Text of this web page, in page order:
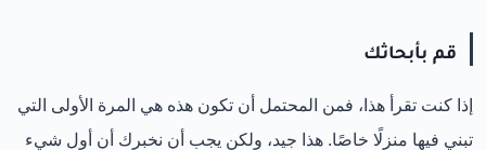
قم بأبحاثك
إذا كنت تقرأ هذا، فمن المحتمل أن تكون هذه هي المرة الأولى التي
تبني فيها منزلًا خاصًا. هذا جيد، ولكن يجب أن نخبرك أن أول شيء